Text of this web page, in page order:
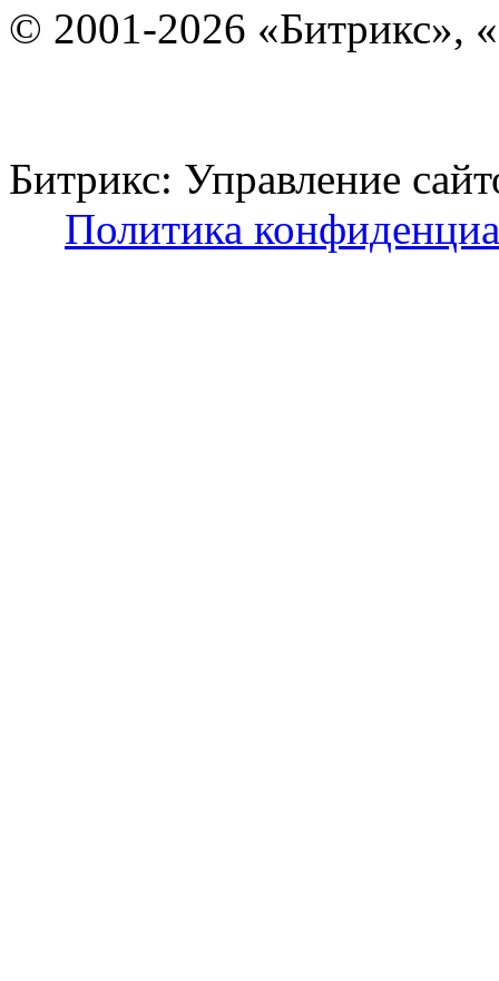
© 2001-2026 «Битрикс»,
Битрикс: Управление
Политика